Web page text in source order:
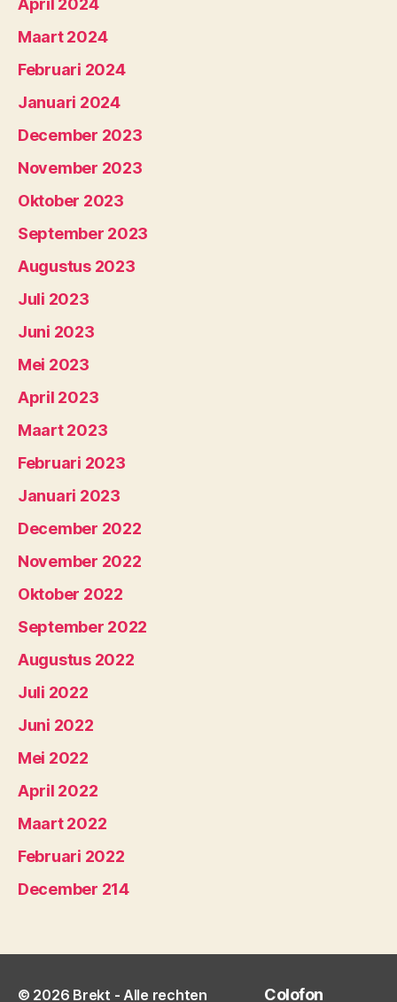
April 2024
Maart 2024
Februari 2024
Januari 2024
December 2023
November 2023
Oktober 2023
September 2023
Augustus 2023
Juli 2023
Juni 2023
Mei 2023
April 2023
Maart 2023
Februari 2023
Januari 2023
December 2022
November 2022
Oktober 2022
September 2022
Augustus 2022
Juli 2022
Juni 2022
Mei 2022
April 2022
Maart 2022
Februari 2022
December 214
© 2026 Brekt - Alle rechten Colofon